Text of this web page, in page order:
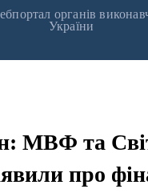
органів
України
МВФ та
про